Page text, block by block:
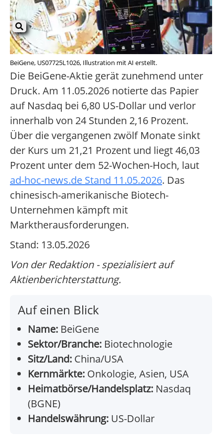
BeiGene, US07725L1026, Illustration mit AI erstellt.
Die BeiGene-Aktie gerät zunehmend unter
Druck. Am 11.05.2026 notierte das Papier
auf Nasdaq bei 6,80 US-Dollar und verlor
innerhalb von 24 Stunden 2,16 Prozent.
Über die vergangenen zwölf Monate sinkt
der Kurs um 21,21 Prozent und liegt 46,03
Prozent unter dem 52-Wochen-Hoch, laut
ad-hoc-news.de Stand 11.05.2026. Das
chinesisch-amerikanische Biotech-
Unternehmen kämpft mit
Marktherausforderungen.
Stand: 13.05.2026
Von der Redaktion - spezialisiert auf
Aktienberichterstattung.
Auf einen Blick
Name: BeiGene
Sektor/Branche: Biotechnologie
Sitz/Land: China/USA
Kernmärkte: Onkologie, Asien, USA
Heimatbörse/Handelsplatz: Nasdaq
(BGNE)
Handelswährung: US-Dollar